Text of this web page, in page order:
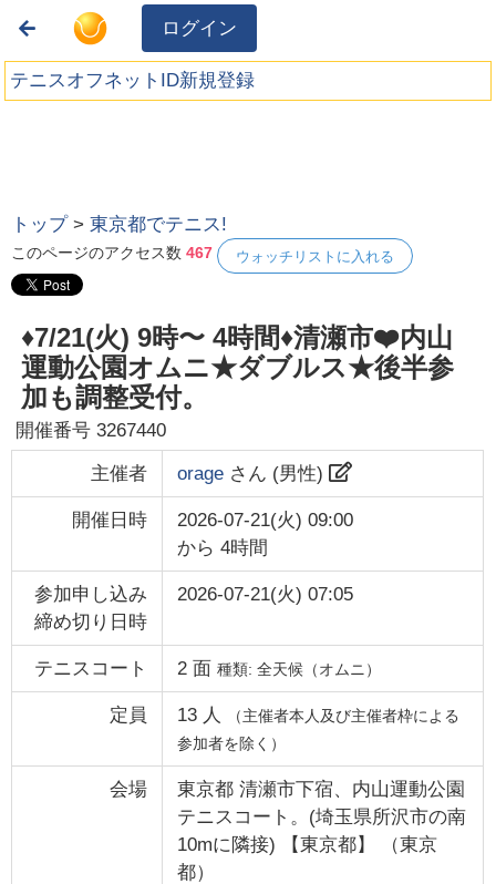
ログイン
テニスオフネットID新規登録
トップ >東京都でテニス!
このページのアクセス数467 ウォッチリストに入れる
♦️7/21(火) 9時〜 4時間♦️清瀬市❤️内山
運動公園オムニ★ダブルス★後半参
加も調整受付。
開催番号3267440
主催者 orageさん (男性)
開催日時
2026-07-21(火) 09:00
から 4時間
参加申し込み
締め切り日時
2026-07-21(火) 07:05
テニスコート 2面 種類: 全天候（オムニ）
定員 13 人
（主催者本人及び主催者枠による
参加者を除く）
会場
東京都 清瀬市下宿、内山運動公園
テニスコート。(埼玉県所沢市の南
10mに隣接) 【東京都】
（東京
都）